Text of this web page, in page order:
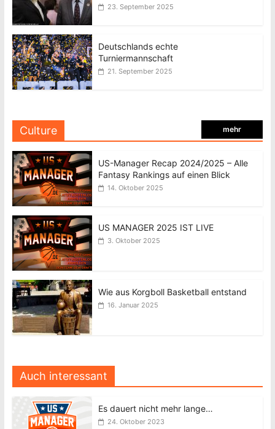
23. September 2025
Deutschlands echte
Turniermannschaft
21. September 2025
Culture mehr
US-Manager Recap 2024/2025 – Alle
Fantasy Rankings auf einen Blick
14. Oktober 2025
US MANAGER 2025 IST LIVE
3. Oktober 2025
Wie aus Korgboll Basketball entstand
16. Januar 2025
Auch interessant
Es dauert nicht mehr lange…
24. Oktober 2023